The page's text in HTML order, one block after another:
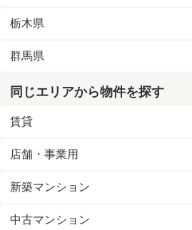
栃木県
群馬県
同じエリアから物件を探す
賃貸
店舗・事業用
新築マンション
中古マンション